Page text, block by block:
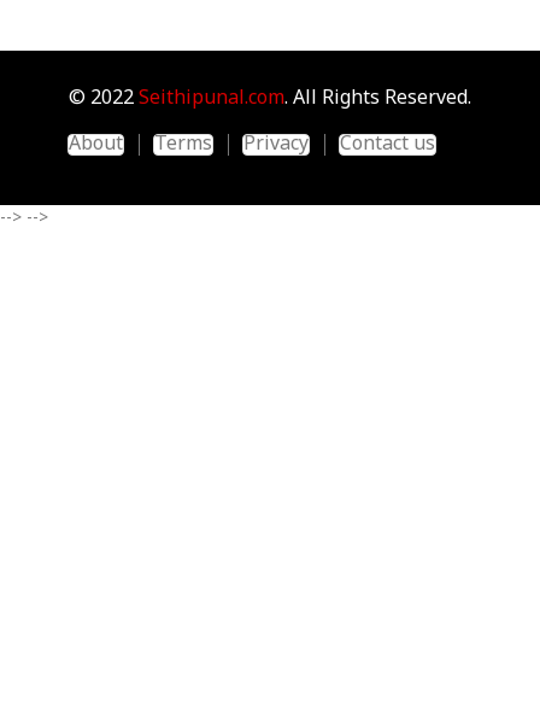
© 2022 Seithipunal.com. All Rights Reserved.
About
Terms Privacy Contact us
--> -->